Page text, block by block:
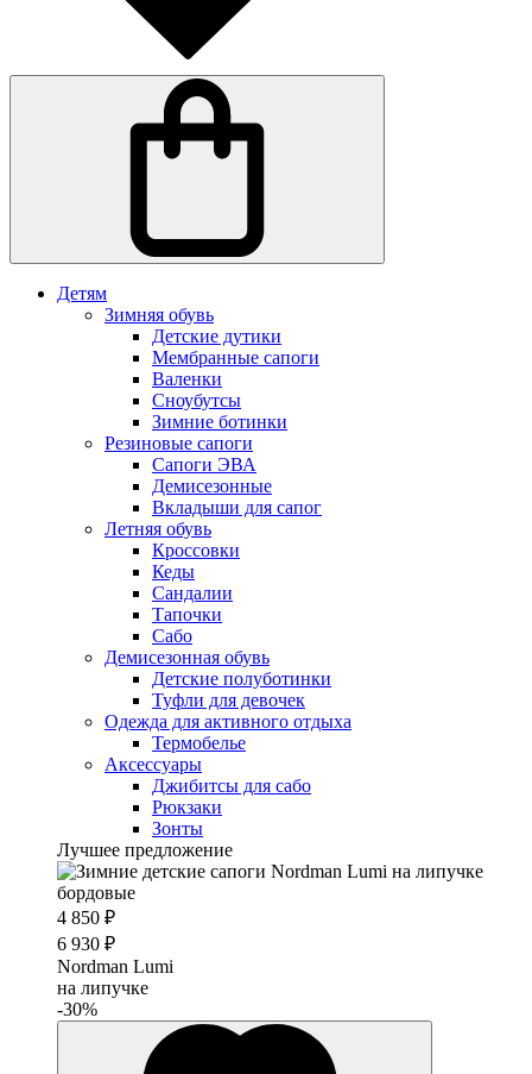
Детям
Зимняя обувь
Детские дутики
Мембранные сапоги
Валенки
Сноубутсы
Зимние ботинки
Резиновые сапоги
Сапоги ЭВА
Демисезонные
Вкладыши для сапог
Летняя обувь
Кроссовки
Кеды
Сандалии
Тапочки
Сабо
Демисезонная обувь
Детские полуботинки
Туфли для девочек
Одежда для активного отдыха
Термобелье
Аксессуары
Джибитсы для сабо
Рюкзаки
Зонты
Лучшее предложение
4 850 ₽
6 930 ₽
Nordman Lumi
на липучке
-30%